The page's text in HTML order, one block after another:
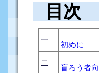
目次
一
初めに
二
盲ろう者